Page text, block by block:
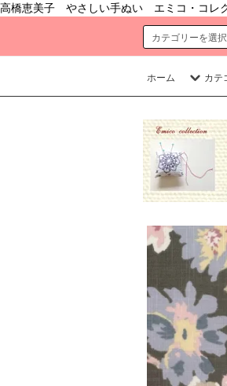
高橋恵美子 やさしい手ぬい エミコ・コレ
ホーム カテ